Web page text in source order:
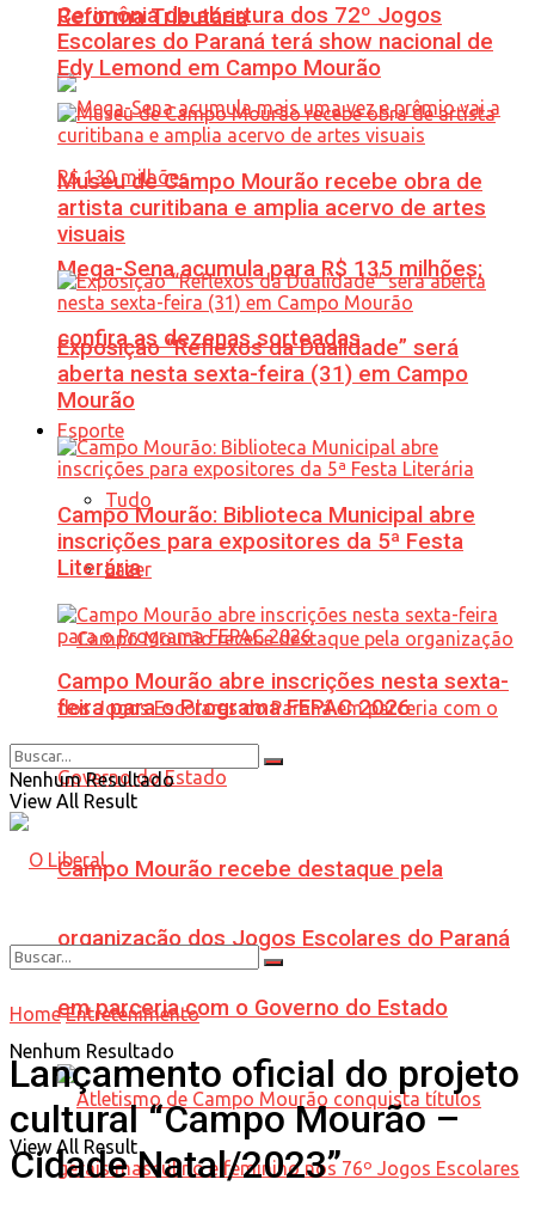
Reforma Tributária
Mega-Sena acumula para R$ 135 milhões;
confira as dezenas sorteadas
Esporte
Tudo
Lazer
Campo Mourão recebe destaque pela
organização dos Jogos Escolares do Paraná
em parceria com o Governo do Estado
Cerimônia de abertura dos 72º Jogos
Escolares do Paraná terá show nacional de
Edy Lemond em Campo Mourão
Museu de Campo Mourão recebe obra de
artista curitibana e amplia acervo de artes
visuais
Exposição “Reflexos da Dualidade” será
aberta nesta sexta-feira (31) em Campo
Mourão
Campo Mourão: Biblioteca Municipal abre
inscrições para expositores da 5ª Festa
Literária
Campo Mourão abre inscrições nesta sexta-
feira para o Programa FEPAC 2026
Nenhum Resultado
View All Result
Nenhum Resultado
View All Result
Home Entretenimento
Lançamento oficial do projeto
cultural “Campo Mourão –
Cidade Natal/2023”